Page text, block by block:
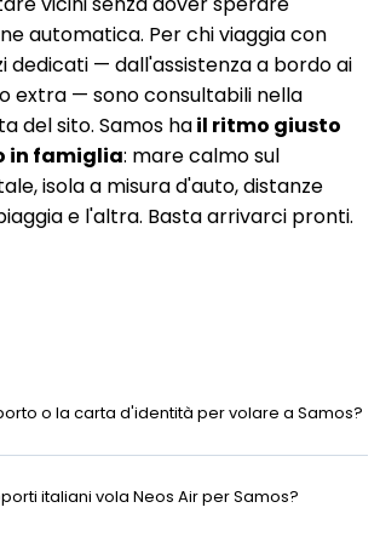
automatica. Per chi viaggia con
dedicati — dall'assistenza a bordo ai
extra — sono consultabili nella
del sito. Samos hail ritmo giusto
in famiglia: mare calmo sul
isola a misura d'auto, distanze
e l'altra. Basta arrivarci pronti.
o la carta d'identità per volare a Samos?
italiani vola Neos Air per Samos?